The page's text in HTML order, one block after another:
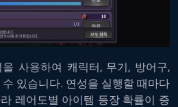
을 사용하여 캐릭터, 무기, 방어구,
수 있습니다. 연성을 실행할 때마다
레어도별 아이템 등장 확률이 증